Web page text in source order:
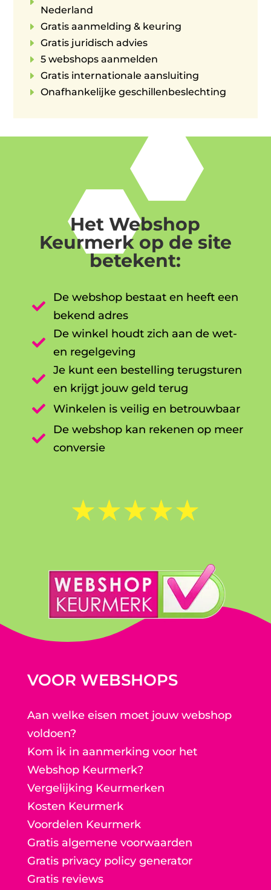
Nederland
E Gratis aanmelding & keuring
E Gratis juridisch advies
E 5 webshops aanmelden
E Gratis internationale aansluiting
E Onafhankelijke geschillenbeslechting
Het Webshop
Keurmerk op de site
betekent:

De webshop bestaat en heeft een
bekend adres

De winkel houdt zich aan de wet-
en regelgeving

Je kunt een bestelling terugsturen
en krijgt jouw geld terug

Winkelen is veilig en betrouwbaar

De webshop kan rekenen op meer
conversie
☆☆☆☆☆
VOOR WEBSHOPS
Aan welke eisen moet jouw webshop
voldoen?
Kom ik in aanmerking voor het
Webshop Keurmerk?
Vergelijking Keurmerken
Kosten Keurmerk
Voordelen Keurmerk
Gratis algemene voorwaarden
Gratis privacy policy generator
Gratis reviews